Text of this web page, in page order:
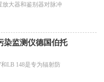
放大器和鉴别器对脉冲
染监测仪德国伯托
LB 148是专为辐射防